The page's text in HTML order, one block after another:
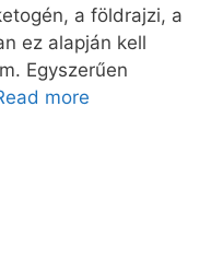
a földrajzi, a
ez alapján kell
Egyszerűen
more